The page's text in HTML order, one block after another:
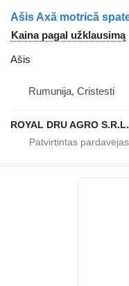
Kaina pagal užklausimą
Ašis
Rumunija, Cristesti
ROYAL DRU AGRO S.R.L.